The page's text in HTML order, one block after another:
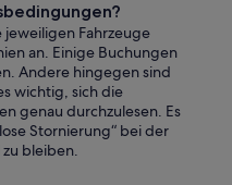
jeweiligen Fahrzeuge
an. Einige Buchungen
Andere hingegen sind
wichtig, sich die
genau durchzulesen. Es
Stornierung“ bei der
bleiben.